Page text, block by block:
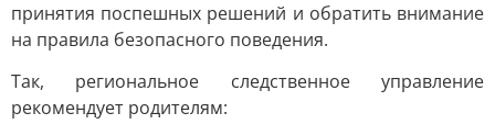
принятия поспешных решений и обратить внимание
на правила безопасного поведения.
Так, региональное следственное управление
рекомендует родителям: